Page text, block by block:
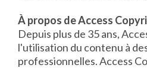
À propos de Access
Depuis plus de 35 ans,
l'utilisation du contenu à
professionnelles. Access